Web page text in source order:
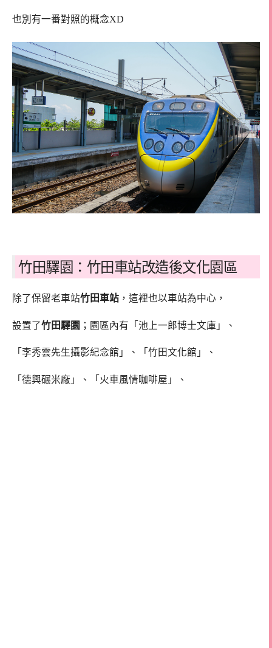
也別有一番對照的概念XD
竹田驛園：竹田車站改造後文化園區
除了保留老車站竹田車站 ，這裡也以車站為中心，
設置了竹田驛園 ；園區內有「池上一郎博士文庫」、
「李秀雲先生攝影紀念館」、「竹田文化館」、
「德興碾米廠」、「火車風情咖啡屋」、